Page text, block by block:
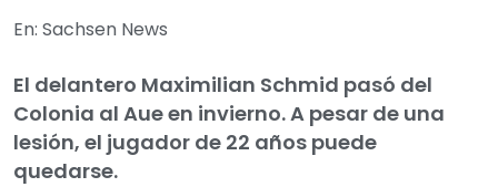
En: Sachsen News
El delantero Maximilian Schmid pasó del
Colonia al Aue en invierno. A pesar de una
lesión, el jugador de 22 años puede
quedarse.